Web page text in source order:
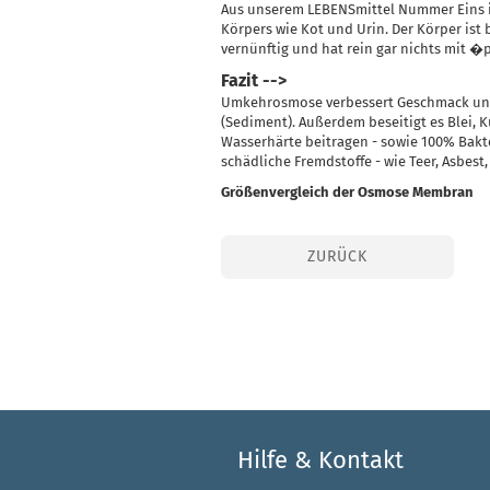
Aus unserem LEBENSmittel Nummer Eins
Körpers wie Kot und Urin. Der Körper ist
vernünftig und hat rein gar nichts mit
Fazit -->
Umkehrosmose verbessert Geschmack
(Sediment). Außerdem beseitigt es Blei,
Wasserhärte beitragen - sowie 100%
schädliche Fremdstoffe - wie Teer,
Größenvergleich der Osmose Membran
ZURÜCK
Hilfe & Kontakt